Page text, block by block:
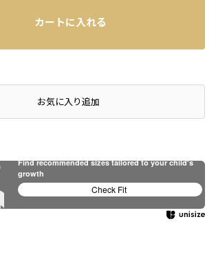
カートに入れる
お気に入り追加
Find recommended sizes tailored to your child's
growth
Check Fit